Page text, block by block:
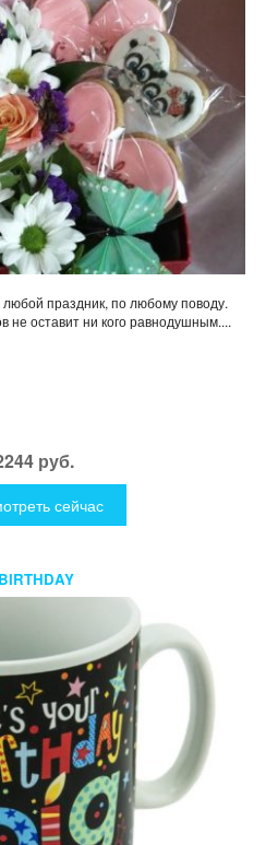
праздник, по любому поводу.
не оставит ни кого равнодушным....
руб.
сейчас